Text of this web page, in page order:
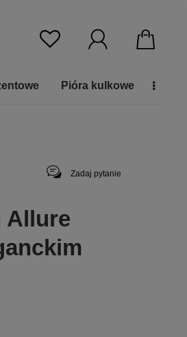
Pióra kulkowe
Zadaj pytanie
Allure